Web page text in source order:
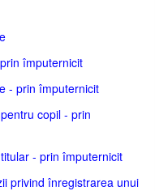
împuternicit
- prin împuternicit
copil - prin
- prin împuternicit
privind înregistrarea unui